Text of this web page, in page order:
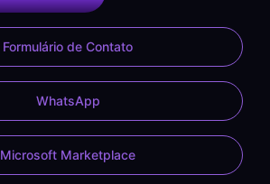
Formulário de Contato
WhatsApp
Microsoft Marketplace